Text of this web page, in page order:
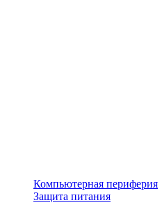
Компьютерная периферия
Защита питания